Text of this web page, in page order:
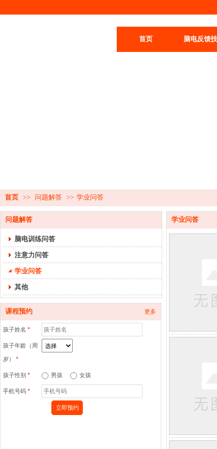
首页 脑电反馈
首页 >> 问题解答 >> 学业问答
问题解答
脑电训练问答
注意力问答
学业问答
其他
课程预约 更多
孩子姓名 *
孩子年龄（周
岁） *
孩子性别 * 男孩 女孩
手机号码 *
学业问答